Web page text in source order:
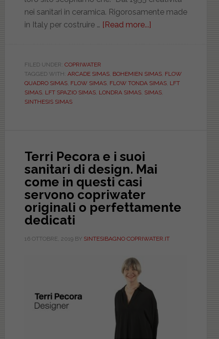
nei sanitari in ceramica. Rigorosamente made
in Italy per costruire … [Read more...]
secolo
di
e
FILED UNDER: COPRIWATER
TAGGED WITH: ARCADE SIMAS, BOHEMIEN SIMAS, FLOW
QUADRO SIMAS, FLOW SIMAS, FLOW TONDA SIMAS, LFT
SIMAS, LFT SPAZIO SIMAS, LONDRA SIMAS, SIMAS,
SINTHESIS SIMAS
Terri Pecora e i suoi
sanitari di design. Mai
come in questi casi
servono copriwater
originali o perfettamente
dedicati
16 OTTOBRE, 2019BY SINTESIBAGNO COPRIWATER.IT